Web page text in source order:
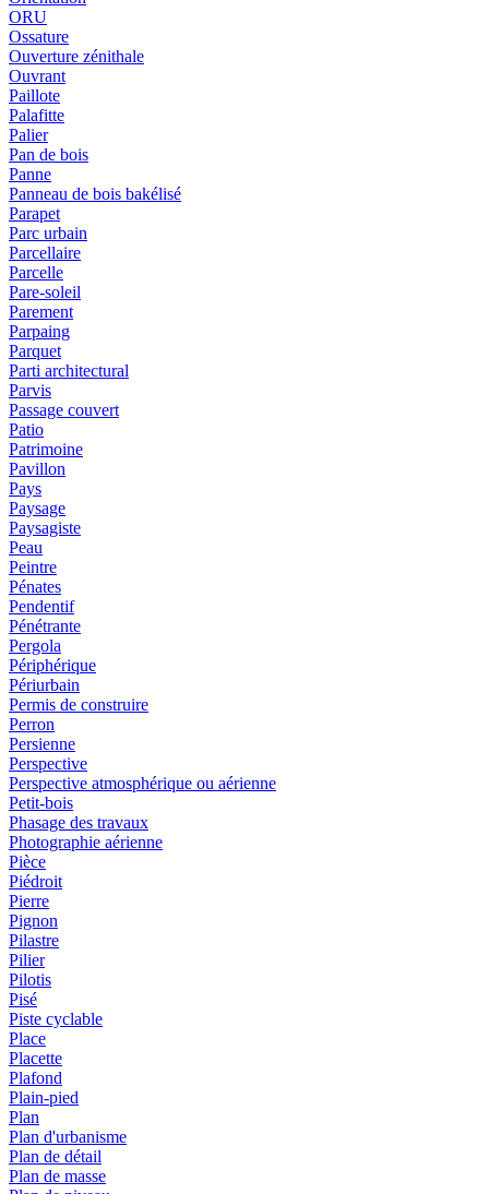
ORU
Ossature
Ouverture zénithale
Ouvrant
Paillote
Palafitte
Palier
Pan de bois
Panne
Panneau de bois bakélisé
Parapet
Parc urbain
Parcellaire
Parcelle
Pare-soleil
Parement
Parpaing
Parquet
Parti architectural
Parvis
Passage couvert
Patio
Patrimoine
Pavillon
Pays
Paysage
Paysagiste
Peau
Peintre
Pénates
Pendentif
Pénétrante
Pergola
Périphérique
Périurbain
Permis de construire
Perron
Persienne
Perspective
Perspective atmosphérique ou aérienne
Petit-bois
Phasage des travaux
Photographie aérienne
Pièce
Piédroit
Pierre
Pignon
Pilastre
Pilier
Pilotis
Pisé
Piste cyclable
Place
Placette
Plafond
Plain-pied
Plan
Plan d'urbanisme
Plan de détail
Plan de masse